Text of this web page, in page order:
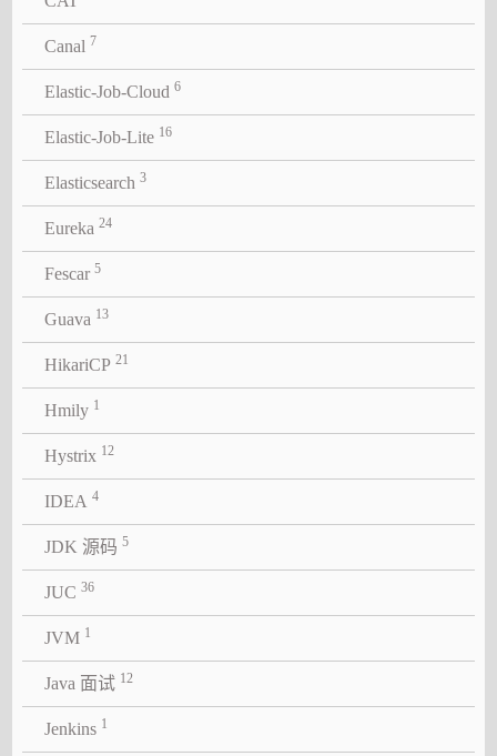
Canal 7
Elastic-Job-Cloud 6
Elastic-Job-Lite 16
Elasticsearch 3
Eureka 24
Fescar 5
Guava 13
HikariCP 21
Hmily 1
Hystrix 12
IDEA 4
JDK 源码 5
JUC 36
JVM 1
Java 面试 12
Jenkins 1